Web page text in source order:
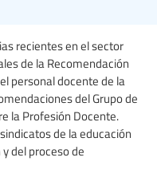
recientes en el sector
de la Recomendación
personal docente de la
del Grupo de
la Profesión Docente.
de la educación
del proceso de